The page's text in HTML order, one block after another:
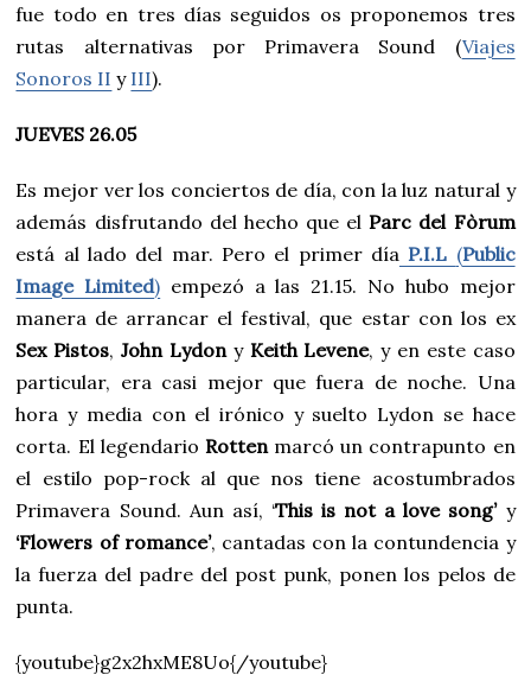
fue todo en tres días seguidos os proponemos tres
rutas alternativas por Primavera Sound (Viajes
Sonoros II y III).
JUEVES 26.05
Es mejor ver los conciertos de día, con la luz natural y
además disfrutando del hecho que el Parc del Fòrum
está al lado del mar. Pero el primer día P.I.L (Public
Image Limited) empezó a las 21.15. No hubo mejor
manera de arrancar el festival, que estar con los ex
Sex Pistos,John Lydony Keith Levene, y en este caso
particular, era casi mejor que fuera de noche. Una
hora y media con el irónico y suelto Lydon se hace
corta. El legendario Rottenmarcó un contrapunto en
el estilo pop-rock al que nos tiene acostumbrados
Primavera Sound. Aun así, ‘This is not a love song’y
‘Flowers of romance’, cantadas con la contundencia y
la fuerza del padre del post punk, ponen los pelos de
punta.
{youtube}g2x2hxME8Uo{/youtube}